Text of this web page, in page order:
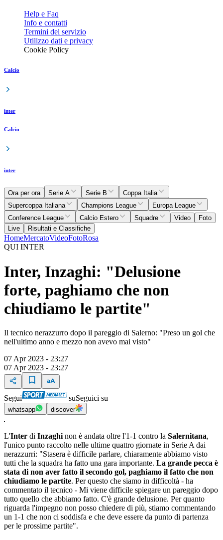
Help e Faq
Info e contatti
Termini del servizio
Utilizzo dati e privacy
Cookie Policy
Calcio
inter
Calcio
inter
Ora per ora Serie A Serie B
Coppa Italia
Supercoppa Italiana
Champions League
Europa League
Conference League
Calcio Estero Squadre Video
Foto
Live
Risultati e Classifiche
HomeMercatoVideoFotoRosa
QUI INTER
Inter, Inzaghi: "Delusione
forte, paghiamo che non
chiudiamo le partite"
Il tecnico nerazzurro dopo il pareggio di Salerno: "Preso un gol che
nell'ultimo anno e mezzo non avevo mai visto"
07 Apr 2023 - 23:27
07 Apr 2023 - 23:27
Segui suSeguici su
whatsapp discover
L'Inter di Inzaghi non è andata oltre l'1-1 contro la Salernitana,
l'unico punto raccolto nelle ultime quattro giornate in Serie A dai
nerazzurri: "Stasera è difficile parlare, chiaramente abbiamo visto
tutti che la squadra ha fatto una gara importante. La grande pecca è
stata di non aver fatto il secondo gol, paghiamo il fatto che non
chiudiamo le partite. Per questo che siamo in difficoltà - ha
commentato il tecnico - Mi viene difficile spiegare un pareggio dopo
tutto quello che abbiamo fatto. C'è grande delusione. Per quanto
riguarda l'impegno non posso chiedere di più, stiamo commentando
un 1-1 che non ci soddisfa e che deve essere da punto di partenza
per le prossime partite".